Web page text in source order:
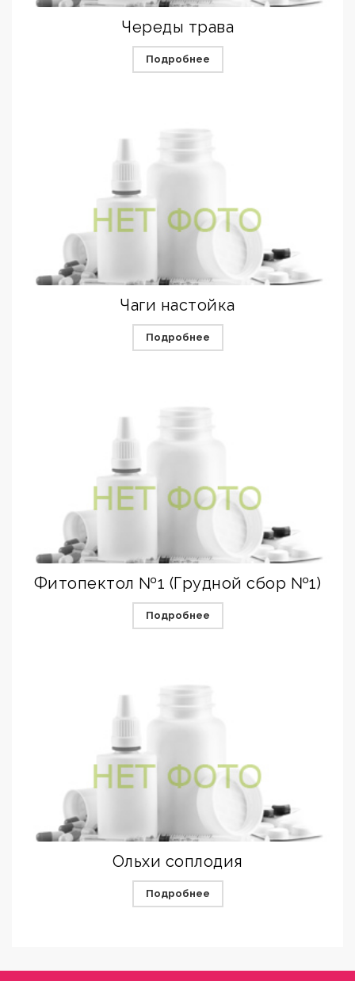
Череды трава
Подробнее
Чаги настойка
Подробнее
Фитопектол №1 (Грудной сбор №1)
Подробнее
Ольхи соплодия
Подробнее